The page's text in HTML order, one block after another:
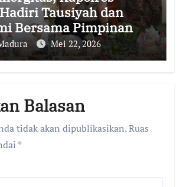
Tausiyah dan
Bersama Pimpinan
Khalifah Cibubur
Mei 22, 2026
Balasan
tidak akan dipublikasikan.Ruas
*